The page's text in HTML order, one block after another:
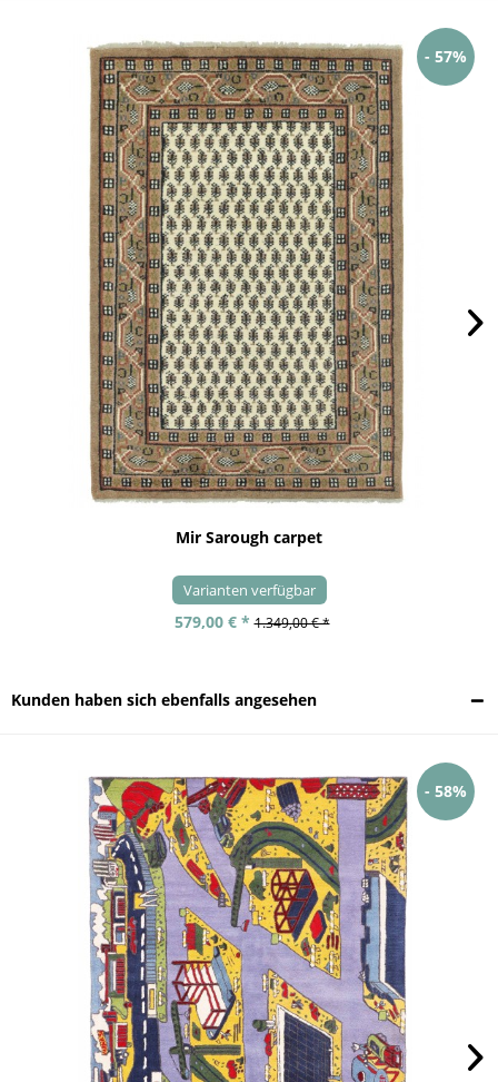
- 57%
Mir Sarough carpet
Varianten verfügbar
579,00 € * 1.349,00 € *
Kunden haben sich ebenfalls angesehen
- 58%